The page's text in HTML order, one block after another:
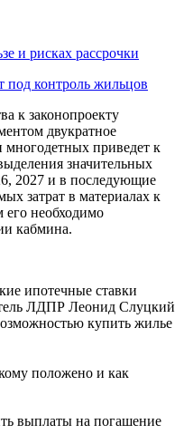
и рисках рассрочки
под контроль жильцов
к законопроекту
двукратное
многодетных приведет к
значительных
2027 и в последующие
затрат в материалах к
его необходимо
кабмина.
ипотечные ставки
ЛДПР Леонид Слуцкий
купить жилье
положено и как